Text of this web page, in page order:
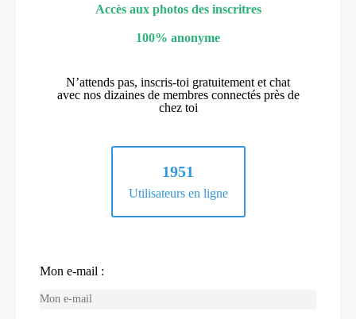
Accès aux photos des inscritres
100% anonyme
N’attends pas, inscris-toi gratuitement et chat
avec nos dizaines de membres connectés près de
chez toi
1951
Utilisateurs en ligne
Mon e-mail :